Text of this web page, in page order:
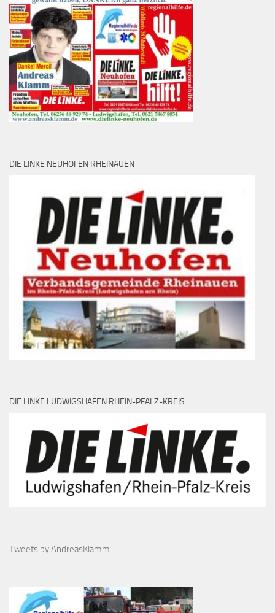
DIE LINKE NEUHOFEN RHEINAUEN
DIE LINKE LUDWIGSHAFEN RHEIN-PFALZ-KREIS
Tweets by AndreasKlamm